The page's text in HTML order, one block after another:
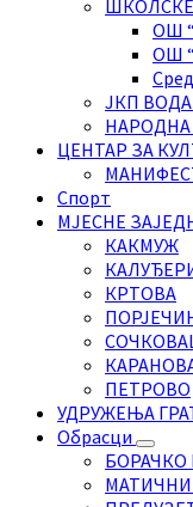
ОШ
ОШ
ЈКП
ЦЕНТАР ЗА
Спорт
МЈЕСНЕ
КАКМУЖ
КРТОВА
ПЕТРОВО
УДРУЖЕЊА
Обрасци
МАТИЧНИ